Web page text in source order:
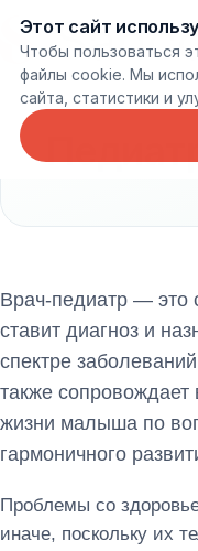
Врач-педиатр — это
ставит диагноз и
спектре
также сопровождает
жизни малыша по
гармоничного
Проблемы со
иначе, поскольку их
Этот сайт
Чтобы пользоваться
файлы cookie. Мы
сайта, статистики и